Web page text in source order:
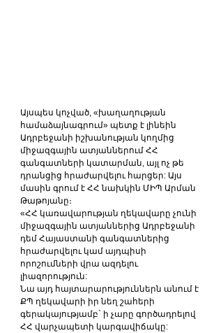
Այսպես կոչված, «խաղաղության
համաձայնագրում» պետք է լինեին
Ադրբեջանի իշխանության կողմից
միջազգային ատյաններում ՀՀ
գանգատների կատարման, այլ ոչ թե
դրանցից հրաժարվելու հարցեր: Այս
մասին գրում է ՀՀ նախկին ՄԻՊ Արման
Թաթոյանը։
«ՀՀ կառավարության ղեկավարը չունի
միջազգային ատյաններից Ադրբեջանի
դեմ Հայաստանի գանգատներից
հրաժարվելու կամ այդպիսի
որոշումների վրա ազդելու
լիազորություն:
Նա այդ հայտարարություններն անում է
ՔՊ ղեկավարի իր նեղ շահերի
գերակայությամբ` ի չարը գործադրելով
ՀՀ վարչապետի կարգավիճակը: